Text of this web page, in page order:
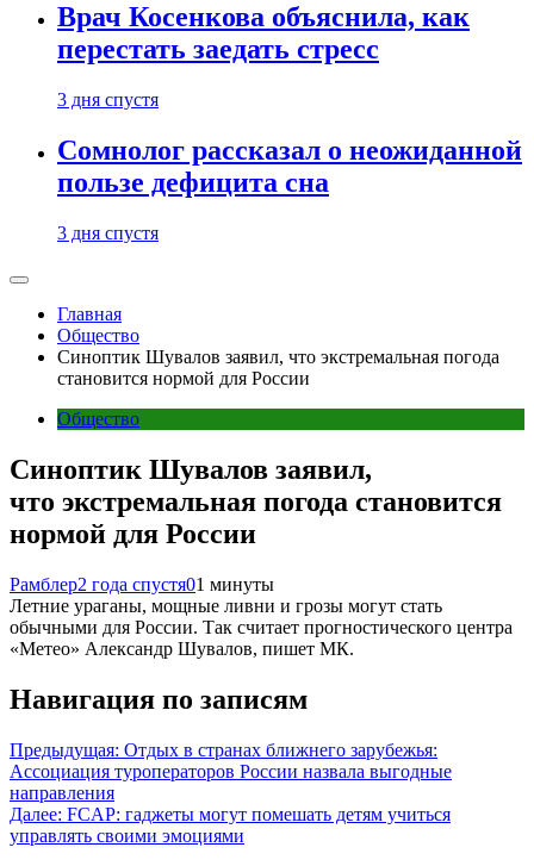
Врач Косенкова объяснила, как
перестать заедать стресс
3 дня спустя
Сомнолог рассказал о неожиданной
пользе дефицита сна
3 дня спустя
Главная
Общество
Синоптик Шувалов заявил, что экстремальная погода
становится нормой для России
Общество
Синоптик Шувалов заявил,
что экстремальная погода становится
нормой для России
Рамблер2 года спустя01 минуты
Летние ураганы, мощные ливни и грозы могут стать
обычными для России. Так считает прогностического центра
«Метео» Александр Шувалов, пишет МК.
Навигация по записям
Предыдущая: Отдых в странах ближнего зарубежья:
Ассоциация туроператоров России назвала выгодные
направления
Далее: FCAP: гаджеты могут помешать детям учиться
управлять своими эмоциями